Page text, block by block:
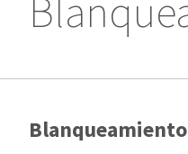
Blanqueamiento